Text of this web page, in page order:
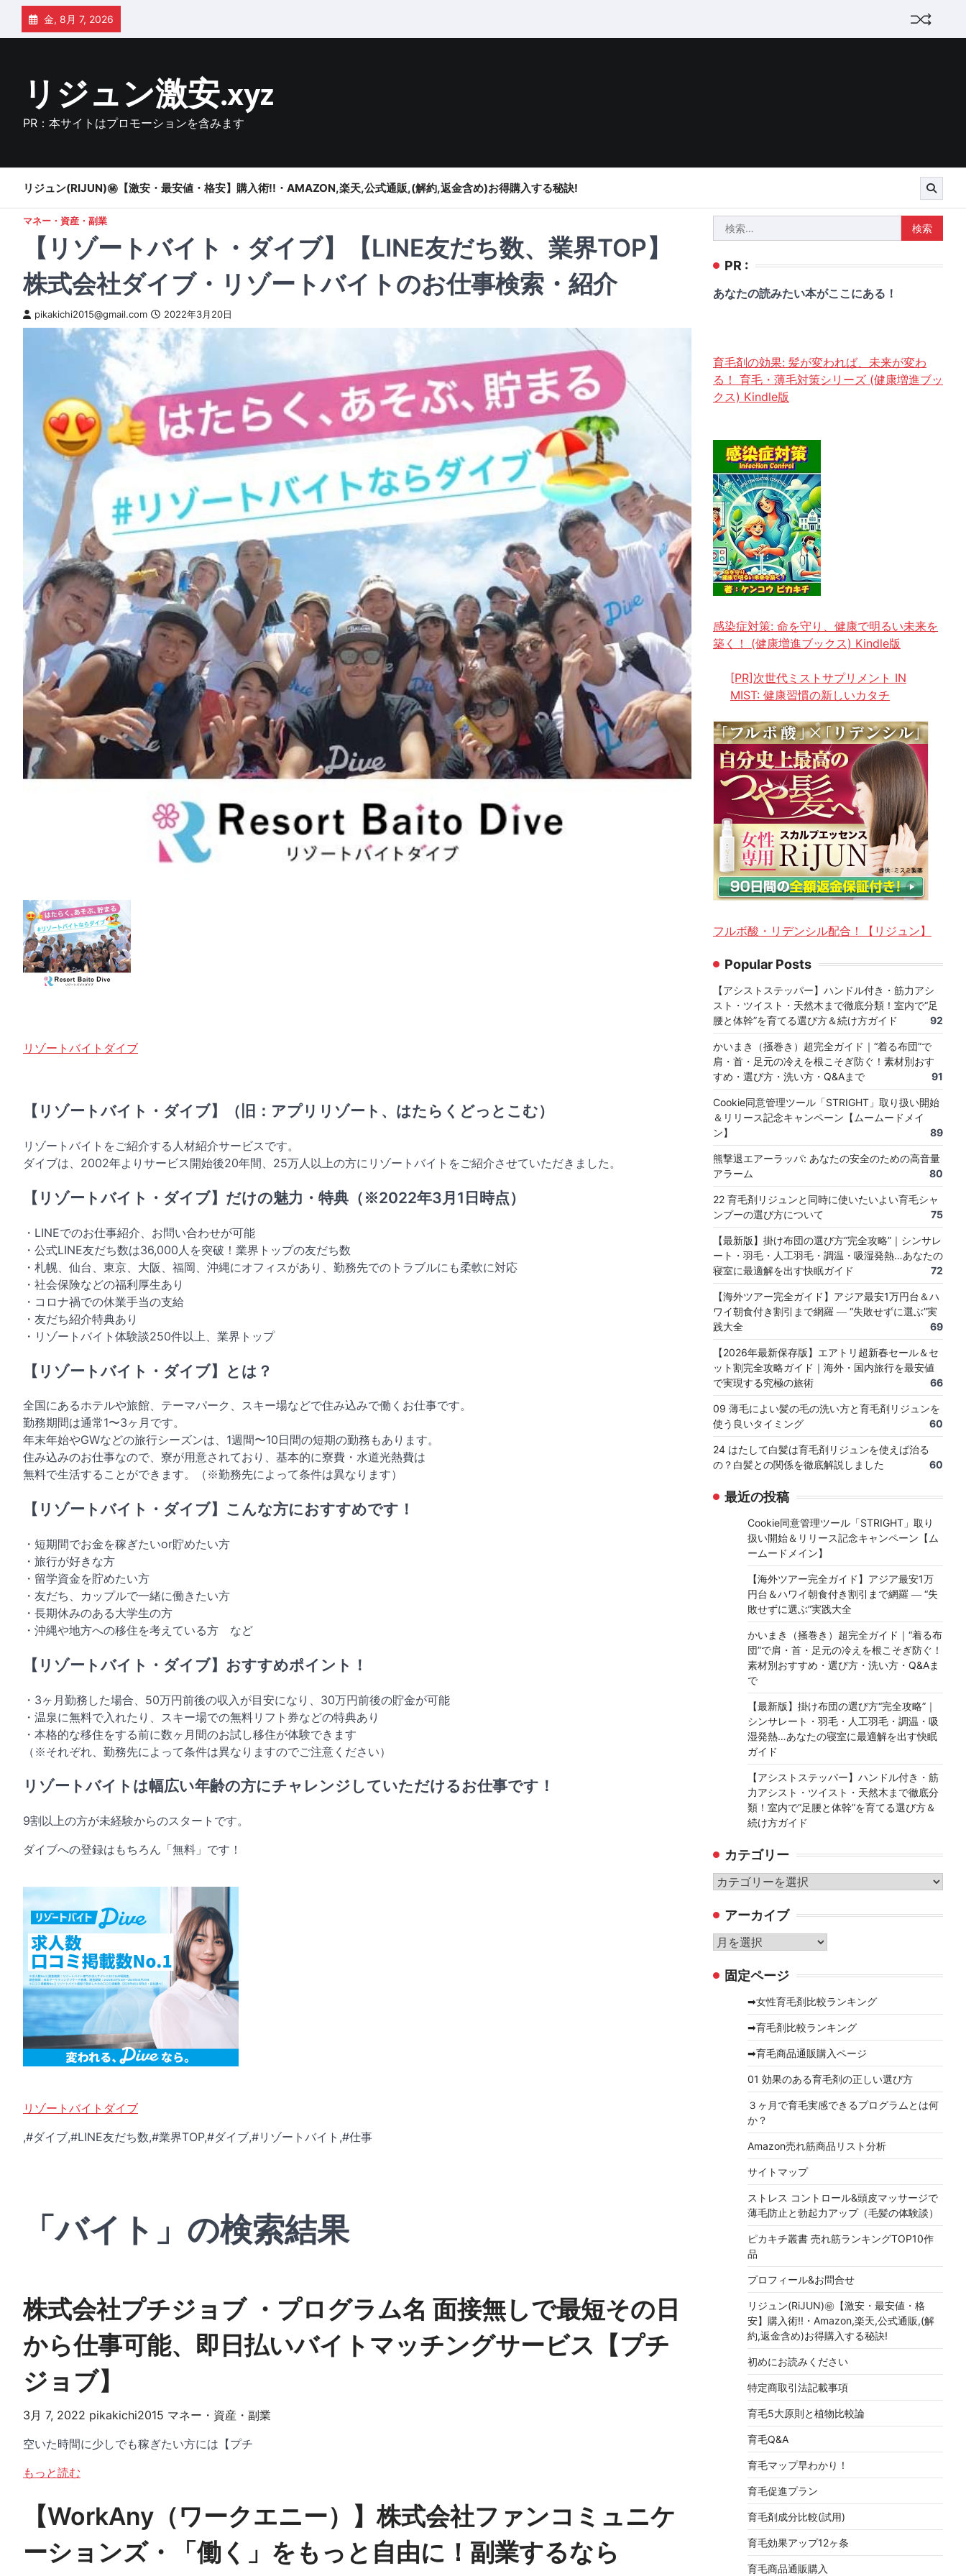
Skip
content
金, 8月 7, 2026
リジュン激安.xyz
PR：本サイトはプロモーションを含みます
リジュン(RIJUN)㊙【激安・最安値・格安】購入術!!・AMAZON,楽天,公式通販,(解約,返金含め)お得購入する秘訣!
マネー・資産・副業
【リゾートバイト・ダイブ】【LINE友だち数、業界TOP】
株式会社ダイブ・リゾートバイトのお仕事検索・紹介
pikakichi2015@gmail.com 2022年3月20日
リゾートバイトダイブ
【リゾートバイト・ダイブ】（旧：アプリリゾート、はたらくどっとこむ）
リゾートバイトをご紹介する人材紹介サービスです。
ダイブは、2002年よりサービス開始後20年間、25万人以上の方にリゾートバイトをご紹介させていただきました。
【リゾートバイト・ダイブ】だけの魅力・特典（※2022年3月1日時点）
・LINEでのお仕事紹介、お問い合わせが可能
・公式LINE友だち数は36,000人を突破！業界トップの友だち数
・札幌、仙台、東京、大阪、福岡、沖縄にオフィスがあり、勤務先でのトラブルにも柔軟に対応
・社会保険などの福利厚生あり
・コロナ禍での休業手当の支給
・友だち紹介特典あり
・リゾートバイト体験談250件以上、業界トップ
【リゾートバイト・ダイブ】とは？
全国にあるホテルや旅館、テーマパーク、スキー場などで住み込みで働くお仕事です。
勤務期間は通常1〜3ヶ月です。
年末年始やGWなどの旅行シーズンは、1週間〜10日間の短期の勤務もあります。
住み込みのお仕事なので、寮が用意されており、基本的に寮費・水道光熱費は
無料で生活することができます。（※勤務先によって条件は異なります）
【リゾートバイト・ダイブ】こんな方におすすめです！
・短期間でお金を稼ぎたいor貯めたい方
・旅行が好きな方
・留学資金を貯めたい方
・友だち、カップルで一緒に働きたい方
・長期休みのある大学生の方
・沖縄や地方への移住を考えている方 など
【リゾートバイト・ダイブ】おすすめポイント！
・3ヶ月勤務した場合、50万円前後の収入が目安になり、30万円前後の貯金が可能
・温泉に無料で入れたり、スキー場での無料リフト券などの特典あり
・本格的な移住をする前に数ヶ月間のお試し移住が体験できます
（※それぞれ、勤務先によって条件は異なりますのでご注意ください）
リゾートバイトは幅広い年齢の方にチャレンジしていただけるお仕事です！
9割以上の方が未経験からのスタートです。
ダイブへの登録はもちろん「無料」です！
リゾートバイトダイブ
,#ダイブ,#LINE友だち数,#業界TOP,#ダイブ,#リゾートバイト,#仕事
「バイト」の検索結果
株式会社プチジョブ ・プログラム名 面接無しで最短その日
から仕事可能、即日払いバイトマッチングサービス【プチ
ジョブ】
3月 7, 2022 pikakichi2015 マネー・資産・副業
空いた時間に少しでも稼ぎたい方には【プチ
もっと読む
【WorkAny（ワークエニー）】株式会社ファンコミュニケ
ーションズ・「働く」をもっと自由に！副業するなら
索:
PR :
あなたの読みたい本がここにある！
育毛剤の効果: 髪が変われば、未来が変わ
る！ 育毛・薄毛対策シリーズ (健康増進ブッ
クス) Kindle版
感染症対策: 命を守り、健康で明るい未来を
築く！ (健康増進ブックス) Kindle版
[PR]次世代ミストサプリメント IN
MIST: 健康習慣の新しいカタチ
フルボ酸・リデンシル配合！【リジュン】
Popular Posts
【アシストステッパー】ハンドル付き・筋力アシ
スト・ツイスト・天然木まで徹底分類！室内で“足
腰と体幹”を育てる選び方＆続け方ガイド
92
かいまき（掻巻き）超完全ガイド｜“着る布団”で
肩・首・足元の冷えを根こそぎ防ぐ！素材別おす
すめ・選び方・洗い方・Q&Aまで
91
Cookie同意管理ツール「STRIGHT」取り扱い開始
＆リリース記念キャンペーン【ムームードメイ
ン】
89
熊撃退エアーラッパ: あなたの安全のための高音量
アラーム
80
22 育毛剤リジュンと同時に使いたいよい育毛シャ
ンプーの選び方について
75
【最新版】掛け布団の選び方“完全攻略”｜シンサレ
ート・羽毛・人工羽毛・調温・吸湿発熱…あなたの
寝室に最適解を出す快眠ガイド
72
【海外ツアー完全ガイド】アジア最安1万円台＆ハ
ワイ朝食付き割引まで網羅 ― “失敗せずに選ぶ”実
践大全
69
【2026年最新保存版】エアトリ超新春セール＆セ
ット割完全攻略ガイド｜海外・国内旅行を最安値
で実現する究極の旅術
66
09 薄毛によい髪の毛の洗い方と育毛剤リジュンを
使う良いタイミング
60
24 はたして白髪は育毛剤リジュンを使えば治る
の？白髪との関係を徹底解説しました
60
最近の投稿
Cookie同意管理ツール「STRIGHT」取り
扱い開始＆リリース記念キャンペーン【ム
ームードメイン】
【海外ツアー完全ガイド】アジア最安1万
円台＆ハワイ朝食付き割引まで網羅 ― “失
敗せずに選ぶ”実践大全
かいまき（掻巻き）超完全ガイド｜“着る布
団”で肩・首・足元の冷えを根こそぎ防ぐ！
素材別おすすめ・選び方・洗い方・Q&Aま
で
【最新版】掛け布団の選び方“完全攻略”｜
シンサレート・羽毛・人工羽毛・調温・吸
湿発熱…あなたの寝室に最適解を出す快眠
ガイド
【アシストステッパー】ハンドル付き・筋
力アシスト・ツイスト・天然木まで徹底分
類！室内で“足腰と体幹”を育てる選び方＆
続け方ガイド
カテゴリー
カ
ゴ
リ
ー
アーカイブ
ア
カ 固定ページ
➡女性育毛剤比較ランキング
➡育毛剤比較ランキング
➡育毛商品通販購入ページ
01 効果のある育毛剤の正しい選び方
３ヶ月で育毛実感できるプログラムとは何
か？
Amazon売れ筋商品リスト分析
サイトマップ
ストレス コントロール&頭皮マッサージで
薄毛防止と勃起力アップ（毛髪の体験談）
ピカキチ叢書 売れ筋ランキングTOP10作
品
プロフィール&お問合せ
リジュン(RiJUN)㊙【激安・最安値・格
安】購入術!!・Amazon,楽天,公式通販,(解
約,返金含め)お得購入する秘訣!
初めにお読みください
特定商取引法記載事項
育毛5大原則と植物比較論
育毛Q&A
育毛マップ早わかり！
育毛促進プラン
育毛剤成分比較(試用)
育毛効果アップ12ヶ条
育毛商品通販購入